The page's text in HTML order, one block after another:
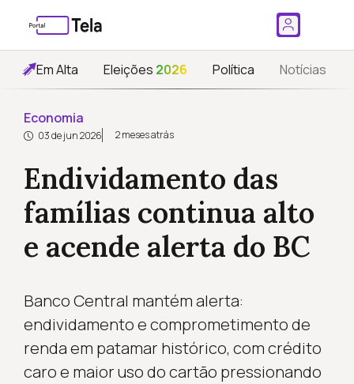
Em Alta Eleições 2026 Política Notícias
Economia
03 de jun 2026 2 meses atrás
Endividamento das
famílias continua alto
e acende alerta do BC
Banco Central mantém alerta:
endividamento e comprometimento de
renda em patamar histórico, com crédito
caro e maior uso do cartão pressionando